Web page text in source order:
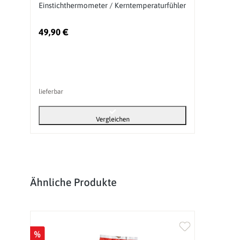
Einstichthermometer / Kerntemperaturfühler
49,90 €
lieferbar
Vergleichen
Produktgalerie überspringen
Ähnliche Produkte
%